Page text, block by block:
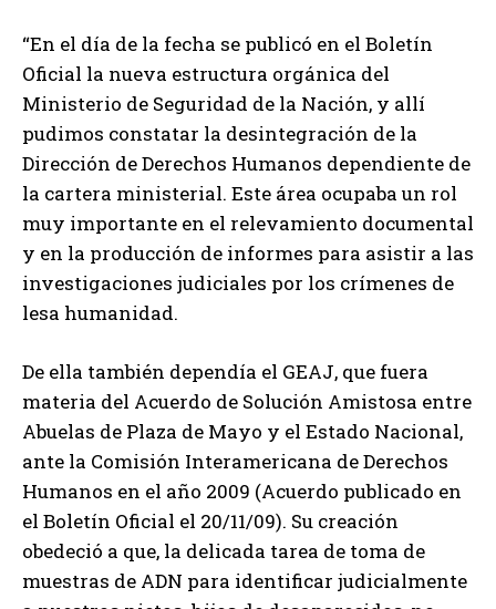
“En el día de la fecha se publicó en el Boletín
Oficial la nueva estructura orgánica del
Ministerio de Seguridad de la Nación, y allí
pudimos constatar la desintegración de la
Dirección de Derechos Humanos dependiente de
la cartera ministerial. Este área ocupaba un rol
muy importante en el relevamiento documental
y en la producción de informes para asistir a las
investigaciones judiciales por los crímenes de
lesa humanidad.
De ella también dependía el GEAJ, que fuera
materia del Acuerdo de Solución Amistosa entre
Abuelas de Plaza de Mayo y el Estado Nacional,
ante la Comisión Interamericana de Derechos
Humanos en el año 2009 (Acuerdo publicado en
el Boletín Oficial el 20/11/09). Su creación
obedeció a que, la delicada tarea de toma de
muestras de ADN para identificar judicialmente